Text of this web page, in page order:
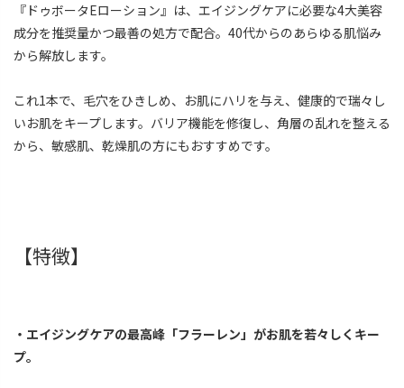
『ドゥボータEローション』は、エイジングケアに必要な4大美容
成分を推奨量かつ最善の処方で配合。40代からのあらゆる肌悩み
から解放します。
これ1本で、毛穴をひきしめ、お肌にハリを与え、健康的で瑞々し
いお肌をキープします。バリア機能を修復し、角層の乱れを整える
から、敏感肌、乾燥肌の方にもおすすめです。
【特徴】
・エイジングケアの最高峰「フラーレン」がお肌を若々しくキー
プ。